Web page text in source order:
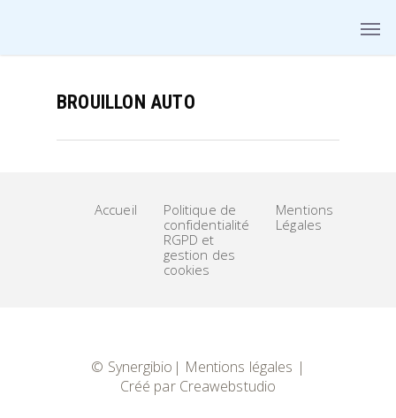
BROUILLON AUTO
Accueil
Politique de
confidentialité
RGPD et
gestion des
cookies
Mentions
Légales
© Synergibio| Mentions légales |
Créé par Creawebstudio